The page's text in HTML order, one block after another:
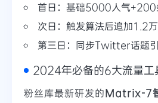
首日：基础5000人气+200
次日：触发算法后追加1.2
第三日：同步Twitter话题
2024年必备的6大流量工
粉丝库最新研发的Matrix-7